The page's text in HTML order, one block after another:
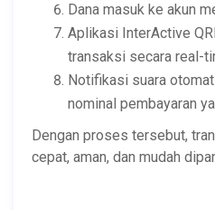
Dana masuk ke akun
Aplikasi InterActive
transaksi secara real-
Notifikasi suara
nominal pembayaran
Dengan proses tersebut,
cepat, aman, dan mudah